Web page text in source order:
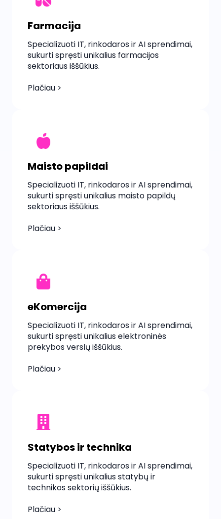
Farmacija
Specializuoti IT, rinkodaros ir AI sprendimai,
sukurti spręsti unikalius farmacijos
sektoriaus iššūkius.
Plačiau >
Maisto papildai
Specializuoti IT, rinkodaros ir AI sprendimai,
sukurti spręsti unikalius maisto papildų
sektoriaus iššūkius.
Plačiau >
eKomercija
Specializuoti IT, rinkodaros ir AI sprendimai,
sukurti spręsti unikalius elektroninės
prekybos verslų iššūkius.
Plačiau >
Statybos ir technika
Specializuoti IT, rinkodaros ir AI sprendimai,
sukurti spręsti unikalius statybų ir
technikos sektorių iššūkius.
Plačiau >